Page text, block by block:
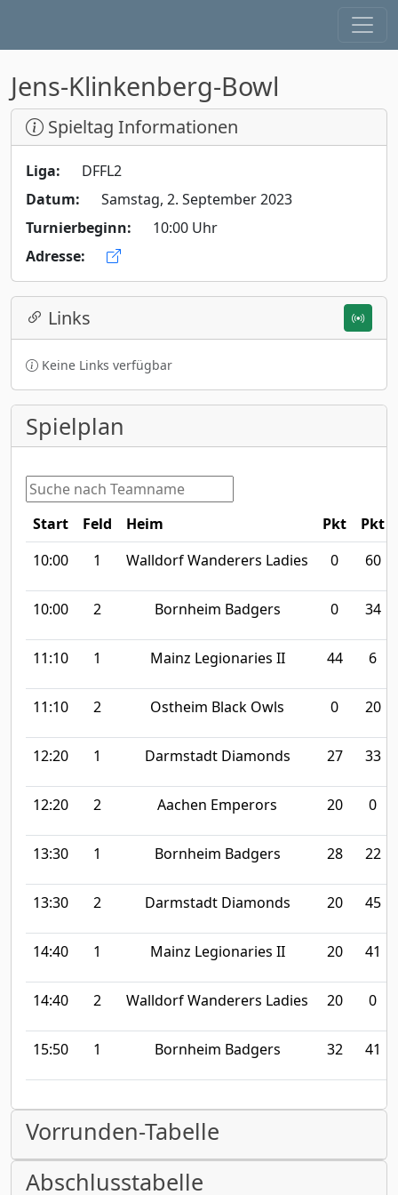
Jens-Klinkenberg-Bowl
Spieltag Informationen
Liga:
DFFL2
Datum:
Samstag, 2. September 2023
Turnierbeginn:
10:00 Uhr
Adresse:
Links
Keine Links verfügbar
Spielplan
Start Feld Heim Pkt
Pkt
10:00
1 Walldorf Wanderers Ladies 0 60
10:00 2 Bornheim Badgers 0 34
11:10 1 Mainz Legionaries II 44 6
11:10 2 Ostheim Black Owls 0 20
12:20 1 Darmstadt Diamonds 27 33
12:20 2 Aachen Emperors 20 0
13:30 1 Bornheim Badgers 28 22
13:30 2 Darmstadt Diamonds 20 45
14:40 1 Mainz Legionaries II 20 41
14:40 2 Walldorf Wanderers Ladies 20 0
15:50 1 Bornheim Badgers 32 41
Vorrunden-Tabelle
Abschlusstabelle